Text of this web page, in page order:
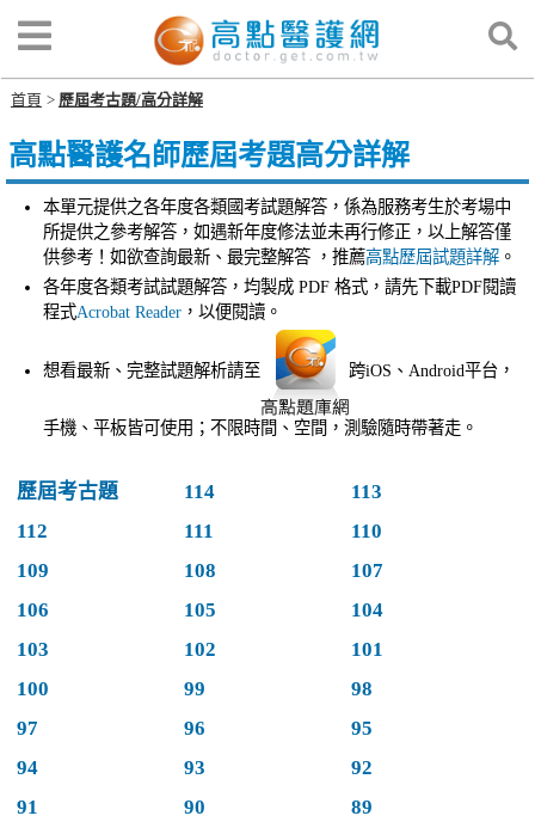
首頁 歷屆考古題/高分詳解
高點醫護名師歷屆考題高分詳解
本單元提供之各年度各類國考試題解答，係為服務考生於考場中
所提供之參考解答，如遇新年度修法並未再行修正，以上解答僅
供參考！如欲查詢最新、最完整解答 ，推薦高點歷屆試題詳解。
各年度各類考試試題解答，均製成 PDF 格式，請先下載PDF閱讀
程式Acrobat Reader，以便閱讀。
想看最新、完整試題解析請至 跨iOS、Android平台，
手機、平板皆可使用；不限時間、空間，測驗隨時帶著走。
歷屆考古題 114
113
112
111
110
109
108
107
106
105
104
103
102
101
100
99
98
97
96
95
94
93
92
91
90 89